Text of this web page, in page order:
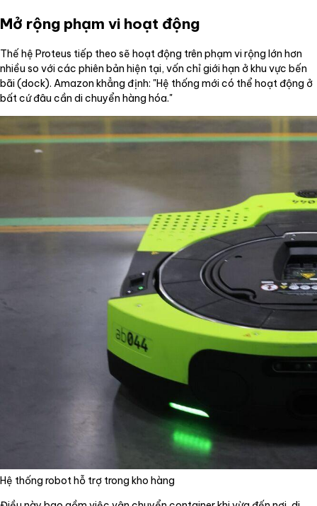
Mở rộng phạm vi hoạt động
Thế hệ Proteus tiếp theo sẽ hoạt động trên phạm vi rộng lớn hơn
nhiều so với các phiên bản hiện tại, vốn chỉ giới hạn ở khu vực bến
bãi (dock). Amazon khẳng định: "Hệ thống mới có thể hoạt động ở
bất cứ đâu cần di chuyển hàng hóa."
Hệ thống robot hỗ trợ trong kho hàng